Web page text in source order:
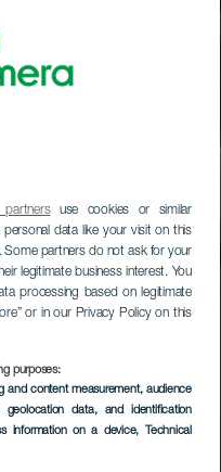
use cookies or similar
data like your visit on this
Some partners do not ask for your
legitimate business interest. You
processing based on legitimate
or in our Privacy Policy on this
purposes:
and content measurement, audience
geolocation data, and identification
information on a device, Technical